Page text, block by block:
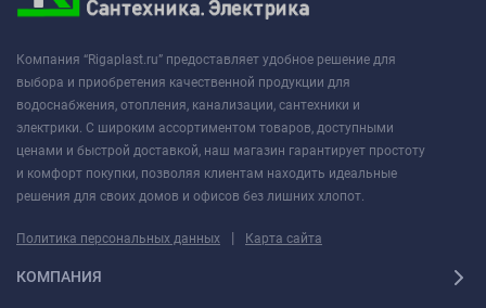
Компания “Rigaplast.ru” предоставляет удобное решение для
выбора и приобретения качественной продукции для
водоснабжения, отопления, канализации, сантехники и
электрики. С широким ассортиментом товаров, доступными
ценами и быстрой доставкой, наш магазин гарантирует простоту
и комфорт покупки, позволяя клиентам находить идеальные
решения для своих домов и офисов без лишних хлопот.
Политика персональных данных | Карта сайта
КОМПАНИЯ